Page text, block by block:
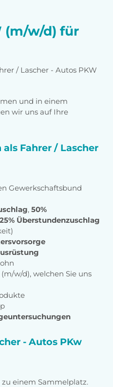
(m/w/d) für
/ Lascher - Autos PKW
und in einem
wir uns auf Ihre
Fahrer / Lascher
Gewerkschaftsbund
, 50%
25% Überstundenzuschlag
w/d), welchen Sie uns
- Autos PKw
einem Sammelplatz.